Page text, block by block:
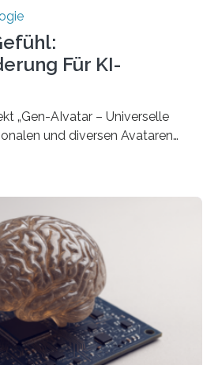
Für KI-
„Gen-AIvatar – Universelle
und diversen Avataren
rund 2 Millionen Euro. Dabei
neuartige, KI-gestützte
von Emotionen für realistische
entwickelt innovative und
um lebensechte Avatare zu
wichtig ist uns eine ganzheitliche
Körperbewegung, Gestik
sind…